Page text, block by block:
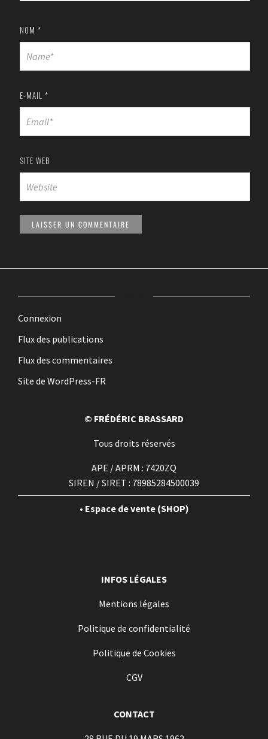
NOM *
E-MAIL *
SITE WEB
Connexion
Flux des publications
Flux des commentaires
Site de WordPress-FR
© FRÉDÉRIC BRASSARD
Tous droits réservés
APE / APRM : 7420ZQ
SIREN / SIRET : 78985284500039
• Espace de vente (SHOP)
INFOS LÉGALES
Mentions légales
Politique de confidentialité
Politique de Cookies
CGV
CONTACT